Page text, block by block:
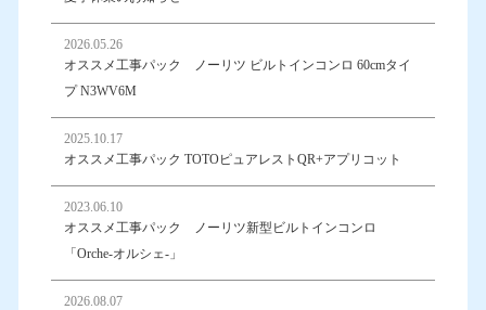
2026.05.26
オススメ工事パック ノーリツ ビルトインコンロ 60cmタイ
プ N3WV6M
2025.10.17
オススメ工事パック TOTOピュアレストQR+アプリコット
2023.06.10
オススメ工事パック ノーリツ新型ビルトインコンロ
「Orche-オルシェ-」
2026.08.07